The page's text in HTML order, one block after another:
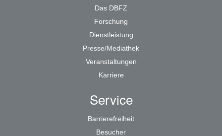
Das DBFZ
Forschung
Dienstleistung
Presse/Mediathek
Veranstaltungen
Karriere
Service
Barrierefreiheit
Besucher